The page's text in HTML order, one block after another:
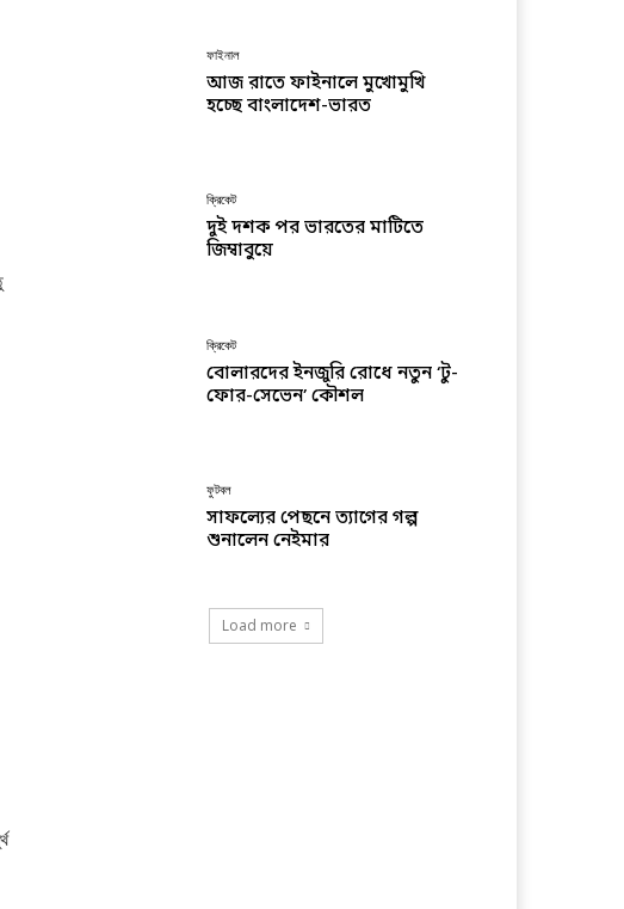
ফাইনাল
আজ রাতে ফাইনালে মুখোমুখি
হচ্ছে বাংলাদেশ-ভারত
ক্রিকেট
দুই দশক পর ভারতের মাটিতে
জিম্বাবুয়ে
ক্রিকেট
বোলারদের ইনজুরি রোধে নতুন ‘টু-
ফোর-সেভেন’ কৌশল
ফুটবল
সাফল্যের পেছনে ত্যাগের গল্প
শুনালেন নেইমার
Load more